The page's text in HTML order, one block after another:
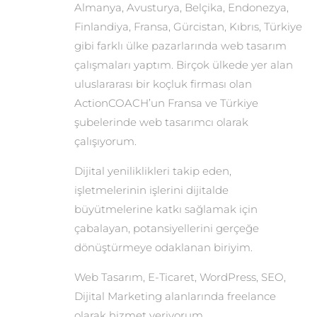
Almanya, Avusturya, Belçika, Endonezya,
Finlandiya, Fransa, Gürcistan, Kıbrıs, Türkiye
gibi farklı ülke pazarlarında web tasarım
çalışmaları yaptım. Birçok ülkede yer alan
uluslararası bir koçluk firması olan
ActionCOACH’un Fransa ve Türkiye
şubelerinde web tasarımcı olarak
çalışıyorum.
Dijital yeniliklikleri takip eden,
işletmelerinin işlerini dijitalde
büyütmelerine katkı sağlamak için
çabalayan, potansiyellerini gerçeğe
dönüştürmeye odaklanan biriyim.
Web Tasarım, E-Ticaret, WordPress, SEO,
Dijital Marketing alanlarında freelance